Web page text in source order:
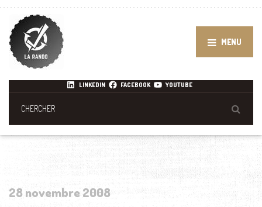
MENU
LINKEDIN FACEBOOK YOUTUBE
28 novembre 2008